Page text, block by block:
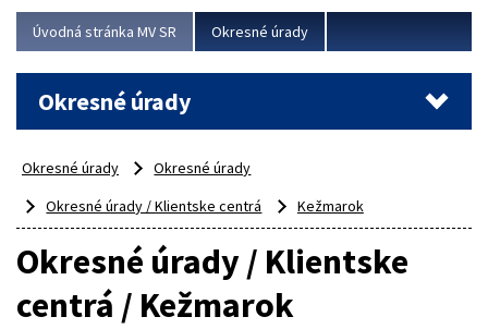
Viac
Úvodná stránka MV SR Okresné úrady
Okresné úrady
Okresné úrady
Okresné úrady
Okresné úrady / Klientske centrá
Kežmarok
Okresné úrady / Klientske
centrá / Kežmarok